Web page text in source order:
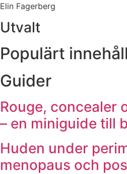
Elin Fagerberg
Utvalt
Populärt innehåll
Guider
Rouge, concealer
– en miniguide till
Huden under
menopaus och